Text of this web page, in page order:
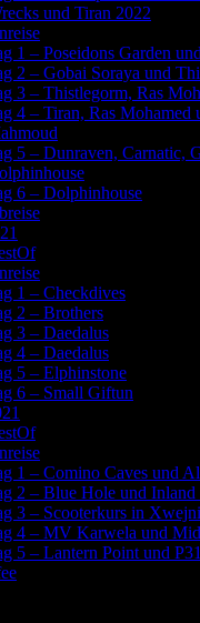
und Tiran 2022
1 – Poseidons Garden
2 – Gobai Soraya und
3 – Thistlegorm, Ras
4 – Tiran, Ras Mohamed
5 – Dunraven, Carnatic,
6 – Dolphinhouse
1 – Checkdives
2 – Brothers
3 – Daedalus
4 – Daedalus
5 – Elphinstone
6 – Small Giftun
1 – Comino Caves und
2 – Blue Hole und Inland
3 – Scooterkurs in
4 – MV Karwela und
5 – Lantern Point und P31